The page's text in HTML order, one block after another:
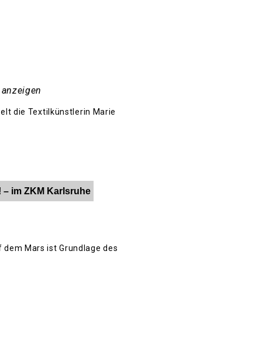
die Textilkünstlerin Marie
im ZKM Karlsruhe
Mars ist Grundlage des